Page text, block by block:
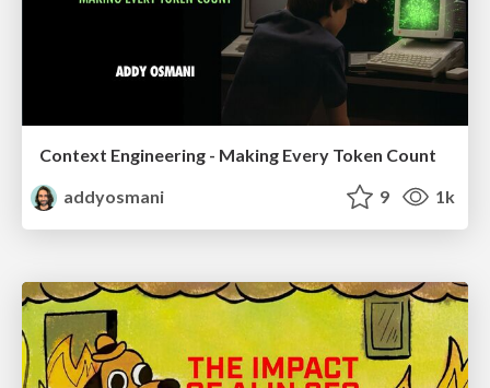
Context Engineering - Making Every Token Count
addyosmani
9 1k